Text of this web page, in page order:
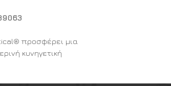
προσφέρει μια
κυνηγετική